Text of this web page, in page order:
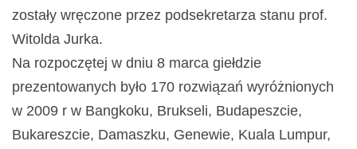
zostały wręczone przez podsekretarza stanu prof.
Witolda Jurka.
Na rozpoczętej w dniu 8 marca giełdzie
prezentowanych było 170 rozwiązań wyróżnionych
w 2009 r w Bangkoku, Brukseli, Budapeszcie,
Bukareszcie, Damaszku, Genewie, Kuala Lumpur,